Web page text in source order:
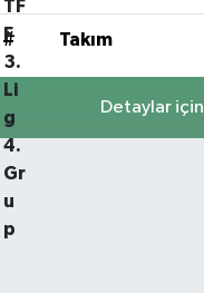
# Takım
Detaylar için